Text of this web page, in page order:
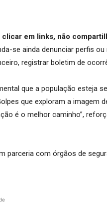
clicar em links, não
se ainda denunciar perfis ou
registrar boletim de
que a população esteja
que exploram a imagem
é o melhor caminho”,
parceria com órgãos de